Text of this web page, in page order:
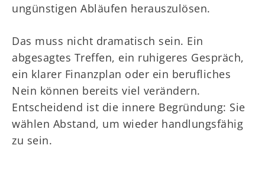
ungünstigen Abläufen herauszulösen.
Das muss nicht dramatisch sein. Ein
abgesagtes Treffen, ein ruhigeres Gespräch,
ein klarer Finanzplan oder ein berufliches
Nein können bereits viel verändern.
Entscheidend ist die innere Begründung: Sie
wählen Abstand, um wieder handlungsfähig
zu sein.